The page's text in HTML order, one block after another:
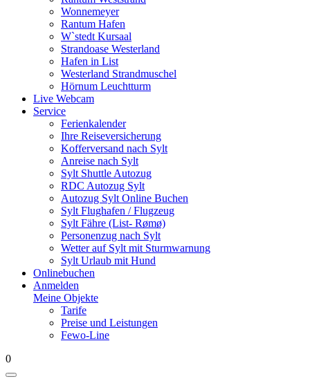
Wonnemeyer
Rantum Hafen
W`stedt Kursaal
Strandoase Westerland
Hafen in List
Westerland Strandmuschel
Hörnum Leuchtturm
Live Webcam
Service
Ferienkalender
Ihre Reiseversicherung
Kofferversand nach Sylt
Anreise nach Sylt
Sylt Shuttle Autozug
RDC Autozug Sylt
Autozug Sylt Online Buchen
Sylt Flughafen / Flugzeug
Sylt Fähre (List- Rømø)
Personenzug nach Sylt
Wetter auf Sylt mit Sturmwarnung
Sylt Urlaub mit Hund
Onlinebuchen
Anmelden
Meine Objekte
Tarife
Preise und Leistungen
Fewo-Line
0